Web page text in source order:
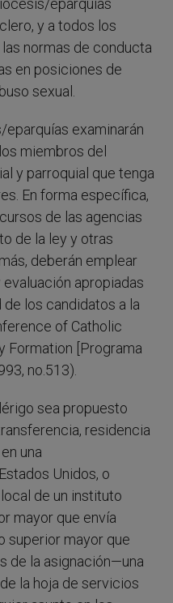
eparquías
y a todos los
normas de conducta
en posiciones de
sexual.
eparquías examinarán
miembros del
y parroquial que tenga
En forma específica,
de las agencias
de la ley y otras
deberán emplear
apropiadas
los candidatos a la
of Catholic
Formation [Programa
no.513).
sea propuesto
residencia
una
Unidos, o
de un instituto
mayor que envía
superior mayor que
de la asignación—una
la hoja de servicios